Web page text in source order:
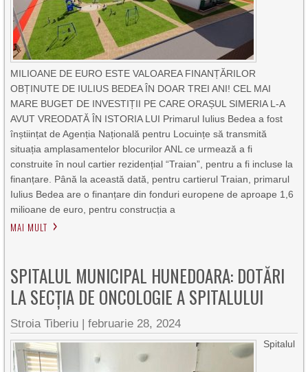
MILIOANE DE EURO ESTE VALOAREA FINANȚĂRILOR
OBȚINUTE DE IULIUS BEDEA ÎN DOAR TREI ANI! CEL MAI
MARE BUGET DE INVESTIȚII PE CARE ORAȘUL SIMERIA L-A
AVUT VREODATĂ ÎN ISTORIA LUI Primarul Iulius Bedea a fost
înștiințat de Agenția Națională pentru Locuințe să transmită
situația amplasamentelor blocurilor ANL ce urmează a fi
construite în noul cartier rezidențial “Traian”, pentru a fi incluse la
finanțare. Până la această dată, pentru cartierul Traian, primarul
Iulius Bedea are o finanțare din fonduri europene de aproape 1,6
milioane de euro, pentru construcția a
MAI MULT
SPITALUL MUNICIPAL HUNEDOARA: DOTĂRI
LA SECȚIA DE ONCOLOGIE A SPITALULUI
Stroia Tiberiu |februarie 28, 2024
Spitalul